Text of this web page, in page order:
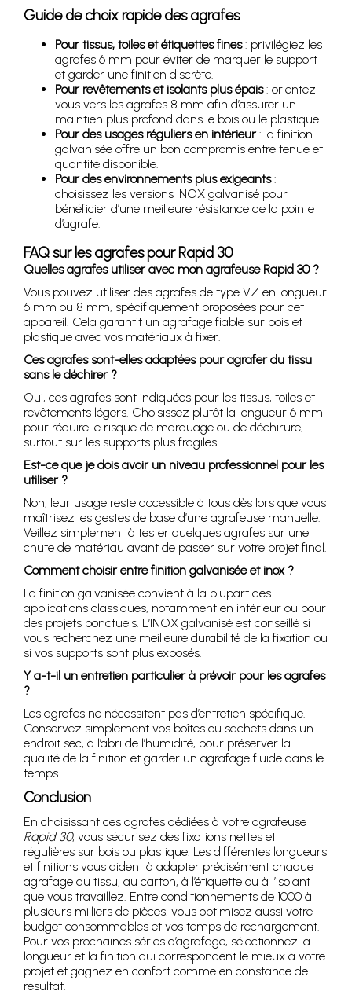
Guide de choix rapide des agrafes
Pour tissus, toiles et étiquettes fines: privilégiez les
agrafes 6 mm pour éviter de marquer le support
et garder une finition discrète.
Pour revêtements et isolants plus épais: orientez-
vous vers les agrafes 8 mm afin d’assurer un
maintien plus profond dans le bois ou le plastique.
Pour des usages réguliers en intérieur: la finition
galvanisée offre un bon compromis entre tenue et
quantité disponible.
Pour des environnements plus exigeants:
choisissez les versions INOX galvanisé pour
bénéficier d’une meilleure résistance de la pointe
d’agrafe.
FAQ sur les agrafes pour Rapid 30
Quelles agrafes utiliser avec mon agrafeuse Rapid 30 ?
Vous pouvez utiliser des agrafes de type VZ en longueur
6 mm ou 8 mm, spécifiquement proposées pour cet
appareil. Cela garantit un agrafage fiable sur bois et
plastique avec vos matériaux à fixer.
Ces agrafes sont-elles adaptées pour agrafer du tissu
sans le déchirer ?
Oui, ces agrafes sont indiquées pour les tissus, toiles et
revêtements légers. Choisissez plutôt la longueur 6 mm
pour réduire le risque de marquage ou de déchirure,
surtout sur les supports plus fragiles.
Est-ce que je dois avoir un niveau professionnel pour les
utiliser ?
Non, leur usage reste accessible à tous dès lors que vous
maîtrisez les gestes de base d’une agrafeuse manuelle.
Veillez simplement à tester quelques agrafes sur une
chute de matériau avant de passer sur votre projet final.
Comment choisir entre finition galvanisée et inox ?
La finition galvanisée convient à la plupart des
applications classiques, notamment en intérieur ou pour
des projets ponctuels. L’INOX galvanisé est conseillé si
vous recherchez une meilleure durabilité de la fixation ou
si vos supports sont plus exposés.
Y a-t-il un entretien particulier à prévoir pour les agrafes
?
Les agrafes ne nécessitent pas d’entretien spécifique.
Conservez simplement vos boîtes ou sachets dans un
endroit sec, à l’abri de l’humidité, pour préserver la
qualité de la finition et garder un agrafage fluide dans le
temps.
Conclusion
En choisissant ces agrafes dédiées à votre agrafeuse
Rapid 30, vous sécurisez des fixations nettes et
régulières sur bois ou plastique. Les différentes longueurs
et finitions vous aident à adapter précisément chaque
agrafage au tissu, au carton, à l’étiquette ou à l’isolant
que vous travaillez. Entre conditionnements de 1000 à
plusieurs milliers de pièces, vous optimisez aussi votre
budget consommables et vos temps de rechargement.
Pour vos prochaines séries d’agrafage, sélectionnez la
longueur et la finition qui correspondent le mieux à votre
projet et gagnez en confort comme en constance de
résultat.